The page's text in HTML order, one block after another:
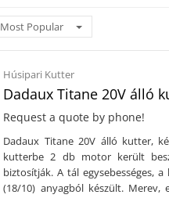
Most Popular
Húsipari Kutter
Dadaux Titane 20V álló
Request a quote by phone!
Dadaux Titane 20V álló kutter,
kutterbe 2 db motor került
biztosítják. A tál egysebességes,
(18/10) anyagból készült. Merev,